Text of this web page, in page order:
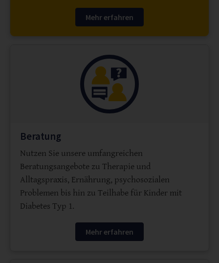
Mehr erfahren
Beratung
Nutzen Sie unsere umfangreichen
Beratungsangebote zu Therapie und
Alltagspraxis, Ernährung, psychosozialen
Problemen bis hin zu Teilhabe für Kinder mit
Diabetes Typ 1.
Mehr erfahren